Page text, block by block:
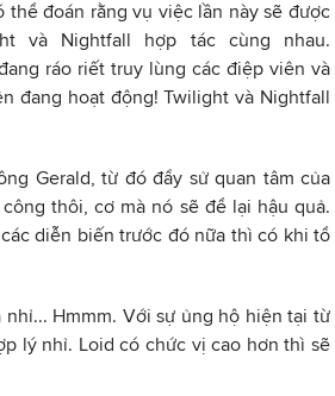
đoán rằng vụ việc lần này sẽ được
và Nightfall hợp tác cùng nhau.
ráo riết truy lùng các điệp viên và
đang hoạt động! Twilight và Nightfall
Gerald, từ đó đẩy sử quan tâm của
thôi, cơ mà nó sẽ để lại hậu quả.
diễn biến trước đó nữa thì có khi tổ
Hmmm. Với sự ủng hộ hiện tại từ
lý nhỉ. Loid có chức vị cao hơn thì sẽ